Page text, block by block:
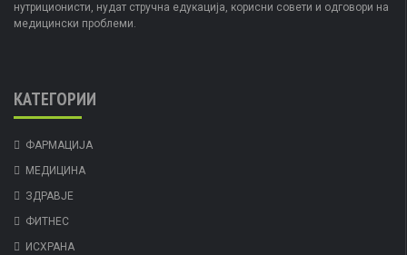
нутриционисти, нудат стручна едукација, корисни совети и одговори на
медицински проблеми.
КАТЕГОРИИ
ФАРМАЦИЈА
МЕДИЦИНА
ЗДРАВЈЕ
ФИТНЕС
ИСХРАНА